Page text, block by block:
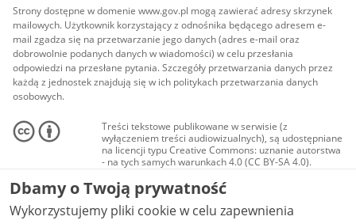
Strony dostępne w domenie www.gov.pl mogą zawierać adresy skrzynek
mailowych. Użytkownik korzystający z odnośnika będącego adresem e-
mail zgadza się na przetwarzanie jego danych (adres e-mail oraz
dobrowolnie podanych danych w wiadomości) w celu przesłania
odpowiedzi na przesłane pytania. Szczegóły przetwarzania danych przez
każdą z jednostek znajdują się w ich politykach przetwarzania danych
osobowych.
Treści tekstowe publikowane w serwisie (z
wyłączeniem treści audiowizualnych), są udostępniane
na licencji typu Creative Commons: uznanie autorstwa
- na tych samych warunkach 4.0 (CC BY-SA 4.0).
Materiały audiowizualne, w tym zdjęcia, materiały
audio i wideo, są udostępniane na licencji typu
Creative Commons: uznanie autorstwa użycie
niekomercyjne - bez utworów zależnych 4.0 (CC BY-
NC-ND 4.0), o ile nie jest to stwierdzone inaczej.
Dbamy o Twoją prywatność
Wykorzystujemy pliki cookie w celu zapewnienia